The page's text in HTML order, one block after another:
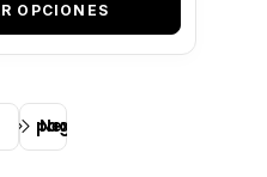
OPCIONES
Next page